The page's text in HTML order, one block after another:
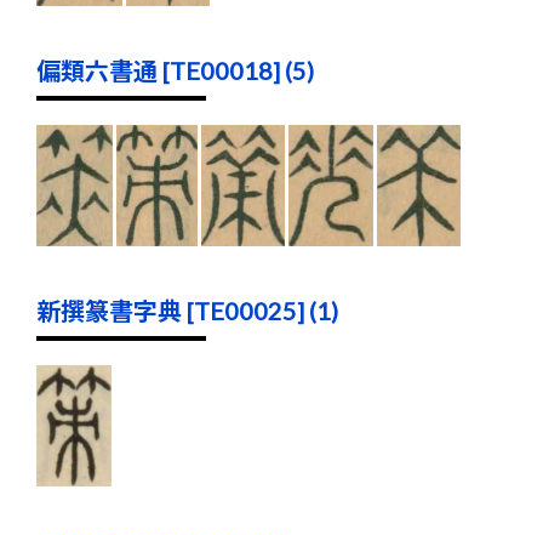
偏類六書通 [TE00018] (5)
新撰篆書字典 [TE00025] (1)